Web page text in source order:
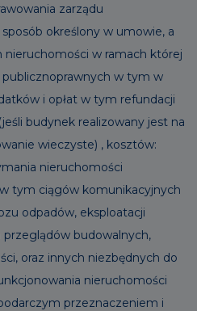
zarządu
określony w umowie, a
w ramach której
publicznoprawnych w tym w
i opłat w tym refundacji
budynek realizowany jest na
wieczyste) , kosztów:
nieruchomości
tym ciągów komunikacyjnych
odpadów, eksploatacji
przeglądów budowalnych,
oraz innych niezbędnych do
nieruchomości
przeznaczeniem i